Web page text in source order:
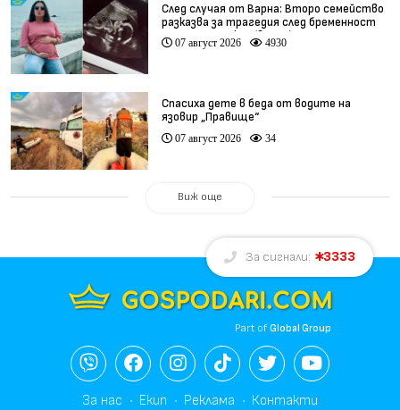
След случая от Варна: Второ семейство
разказва за трагедия след бременност
при същия лекар (видео)
07 август 2026 4930
Спасиха дете в беда от водите на
язовир „Правище“
07 август 2026 34
Виж още
За сигнали: 3333
Part ofGlobal Group
За нас Екип Реклама Контакти